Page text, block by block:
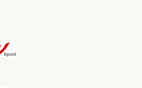
Method
Method
Relay Shipping Method